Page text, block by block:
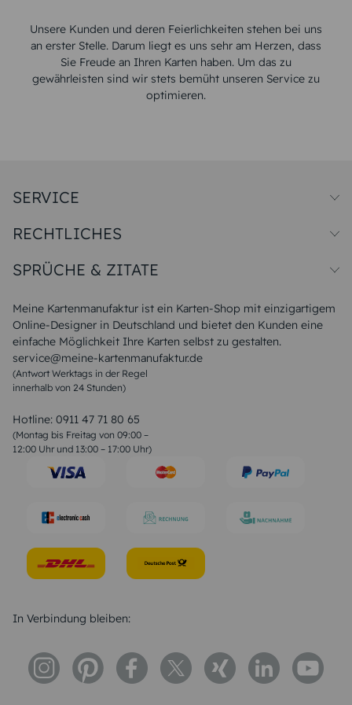
Unsere Kunden und deren Feierlichkeiten stehen bei uns
an erster Stelle. Darum liegt es uns sehr am Herzen, dass
Sie Freude an Ihren Karten haben. Um das zu
gewährleisten sind wir stets bemüht unseren Service zu
optimieren.
Meine Kartenmanufaktur ist ein Karten-Shop mit einzigartigem
Online-Designer in Deutschland und bietet den Kunden eine
einfache Möglichkeit Ihre Karten selbst zu gestalten.
service@meine-kartenmanufaktur.de
(Antwort Werktags in der Regel
innerhalb von 24 Stunden)
Hotline: 0911 47 71 80 65
(Montag bis Freitag von 09:00 –
12:00 Uhr und 13:00 – 17:00 Uhr)
SERVICE
Papiersorten
Unsere Produktion
Magazin
FAQ
RECHTLICHES
Widerrufsbelehrung
SPRÜCHE & ZITATE
Liebeskummer Sprüche
Sommer Sprüche
Muttertagssprüche
Sprüche zur Hochzeit
Sprüche zur Konfirmation & Kommunion
Weihnachtsgedichte
Liebessprüche
Geburtstagssprüche
Trauersprüche
Konfirmation Glückwünsche
In Verbindung bleiben: